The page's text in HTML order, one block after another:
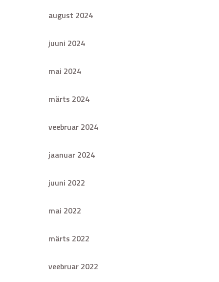
august 2024
juuni 2024
mai 2024
märts 2024
veebruar 2024
jaanuar 2024
juuni 2022
mai 2022
märts 2022
veebruar 2022